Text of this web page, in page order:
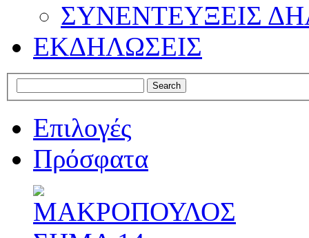
ΣΥΝΕΝΤΕΥΞΕΙΣ
ΕΚΔΗΛΩΣΕΙΣ
Επιλογές
Πρόσφατα